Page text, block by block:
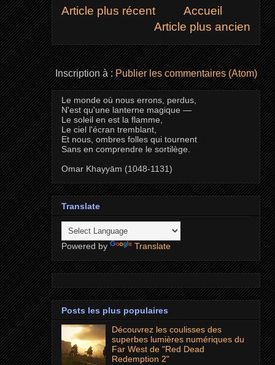
Article plus récent
Article plus ancien
Accueil
Inscription à :Publier les commentaires (Atom)
Le monde où nous errons, perdus,
N'est qu'une lanterne magique —
Le soleil en est la flamme,
Le ciel l'écran tremblant,
Et nous, ombres folles qui tournent
Sans en comprendre le sortilège.
Omar Khayyām (1048-1131)
Translate
Powered by Translate
Posts les plus populaires
Découvrez les coulisses des
superbes lumières numériques du
Far West de "Red Dead
Redemption 2"